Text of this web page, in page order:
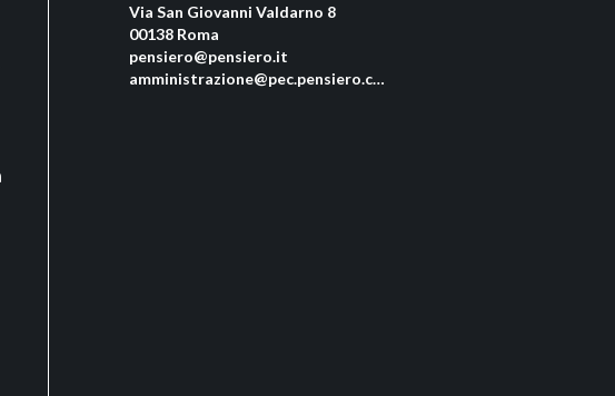
Via San Giovanni Valdarno 8
00138 Roma
pensiero@pensiero.it
amministrazione@pec.pensiero.com